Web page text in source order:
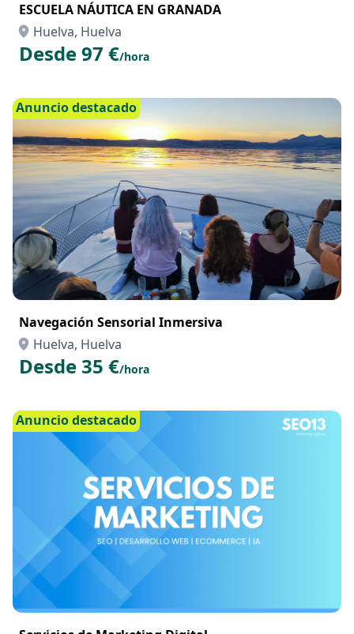
ESCUELA NÁUTICA EN GRANADA
Huelva, Huelva
Desde 97 €/hora
Anuncio destacado
Navegación Sensorial Inmersiva
Huelva, Huelva
Desde 35 €/hora
Anuncio destacado